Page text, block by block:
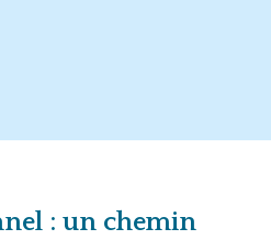
: un chemin